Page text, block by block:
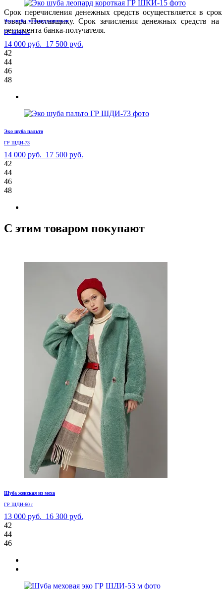
Срок перечисления денежных средств осуществляется в
товара Поставщику. Срок зачисления денежных средств
регламента банка-получателя.
Эко шуба леопард короткая
ГР ШКИ-15
14 000 руб. 17 500 руб.
42
44
46
48
Эко шуба пальто
ГР ШДИ-73
14 000 руб. 17 500 руб.
42
44
46
48
С этим товаром покупают
Шуба женская из меха
ГР ШДИ-60 г
13 000 руб. 16 300 руб.
42
44
46